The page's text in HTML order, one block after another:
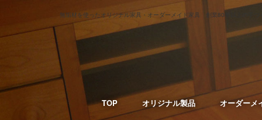
無垢材を使ったオリジナル家具・オーダーメイド家具 創業80年以上の手
TOP オリジナル製品 オーダーメ